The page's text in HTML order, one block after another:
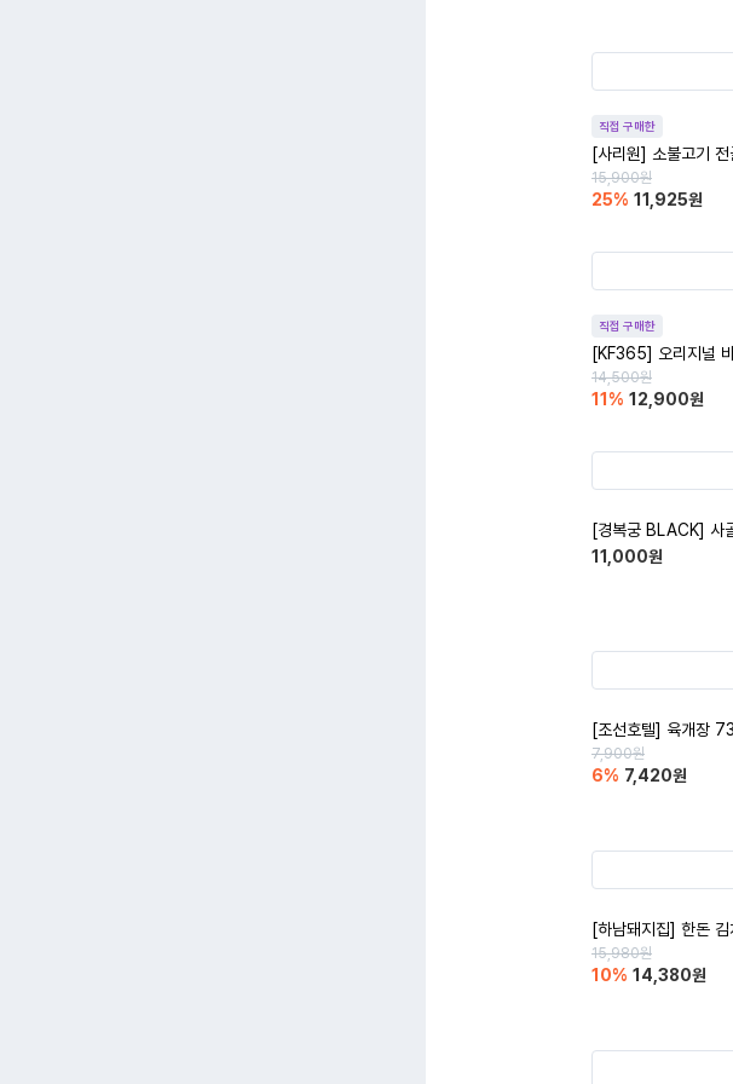
직접 구매한
[사리원] 소불고기 전
15,900원
25% 11,925원
직접 구매한
[KF365] 오리지널
14,500원
11 % 12,900원
[경복궁 BLACK] 사
11,000원
[조선호텔] 육개장
7,900원
6% 7,420원
[하남돼지집] 한돈 김
15,980원
10% 14,380원